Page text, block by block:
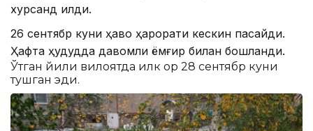
хурсанд қилди.
26 сентябр куни ҳаво ҳарорати кескин пасайди.
Ҳафта ҳудудда давомли ёмғир билан бошланди.
Ўтган йили вилоятда илк қор 28 сентябр куни
тушган эди.